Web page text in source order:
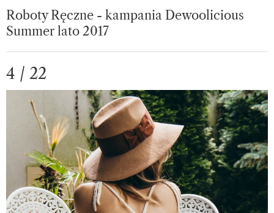
Roboty Ręczne - kampania Dewoolicious
Summer lato 2017
4 / 22